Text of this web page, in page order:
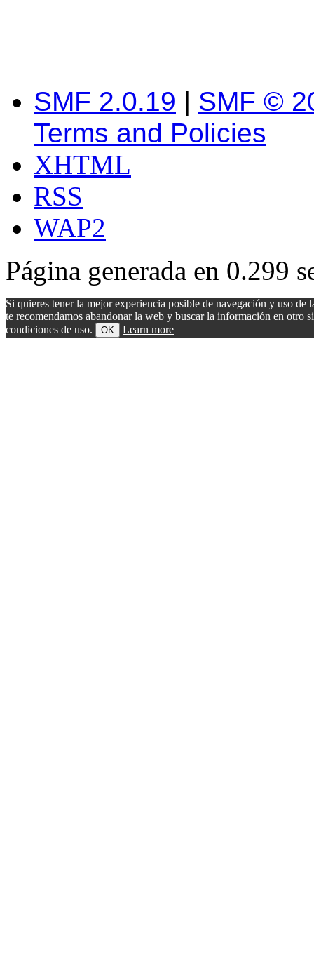
SMF 2.0.19 | SMF ©
Terms and Policies
XHTML
RSS
WAP2
Página generada en 0.299
Si quieres tener la mejor experiencia posible de navegación y uso
te recomendamos abandonar la web y buscar la información en otro
condiciones de uso.
OK Learn more